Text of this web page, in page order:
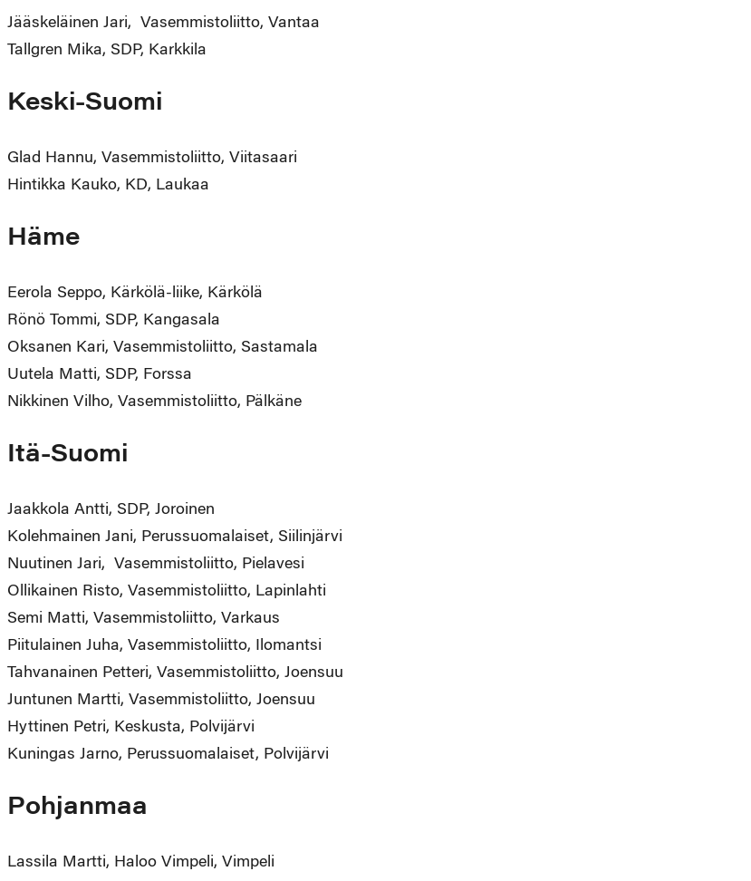
Jääskeläinen Jari, Vasemmistoliitto, Vantaa
Tallgren Mika, SDP, Karkkila
Keski-Suomi
Glad Hannu, Vasemmistoliitto, Viitasaari
Hintikka Kauko, KD, Laukaa
Häme
Eerola Seppo, Kärkölä-liike, Kärkölä
Rönö Tommi, SDP, Kangasala
Oksanen Kari, Vasemmistoliitto, Sastamala
Uutela Matti, SDP, Forssa
Nikkinen Vilho, Vasemmistoliitto, Pälkäne
Itä-Suomi
Jaakkola Antti, SDP, Joroinen
Kolehmainen Jani, Perussuomalaiset, Siilinjärvi
Nuutinen Jari, Vasemmistoliitto, Pielavesi
Ollikainen Risto, Vasemmistoliitto, Lapinlahti
Semi Matti, Vasemmistoliitto, Varkaus
Piitulainen Juha, Vasemmistoliitto, Ilomantsi
Tahvanainen Petteri, Vasemmistoliitto, Joensuu
Juntunen Martti, Vasemmistoliitto, Joensuu
Hyttinen Petri, Keskusta, Polvijärvi
Kuningas Jarno, Perussuomalaiset, Polvijärvi
Pohjanmaa
Lassila Martti, Haloo Vimpeli, Vimpeli